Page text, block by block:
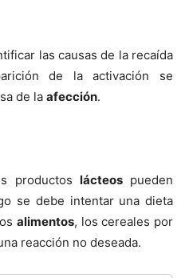
las causas de la recaí­da
de la activación se
de la afección.
productoslácteos pueden
se debe intentar una dieta
alimentos, los cereales por
reacción no deseada.